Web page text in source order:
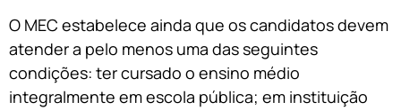
O MEC estabelece ainda que os candidatos devem
atender a pelo menos uma das seguintes
condições: ter cursado o ensino médio
integralmente em escola pública; em instituição